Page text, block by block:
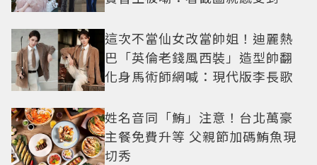
這次不當仙女改當帥姐！迪麗熱
巴「英倫老錢風西裝」造型帥翻
化身馬術師網喊：現代版李長歌
姓名音同「鮪」注意！台北萬豪
主餐免費升等 父親節加碼鮪魚現
切秀